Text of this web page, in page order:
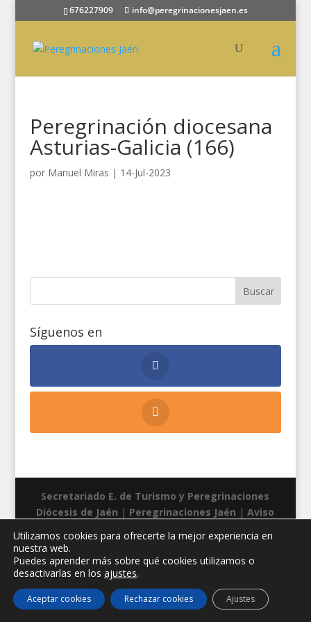
676227909 info@peregrinacionesjaen.es
Peregrinación diocesana
Asturias-Galicia (166)
por Manuel Miras | 14-Jul-2023
Síguenos en
Secretariado E. de Turismo y Peregrinaciones
Diócesis de Jaén | Peregrinaciones Jaén |Aviso
Utilizamos cookies para ofrecerte la mejor experiencia en
nuestra web.
Puedes aprender más sobre qué cookies utilizamos o
desactivarlas en los ajustes.
Aceptar cookies Rechazar cookies Ajustes